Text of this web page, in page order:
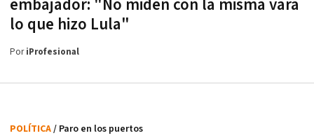
embajador: "No miden con la misma vara
lo que hizo Lula"
PoriProfesional
POLÍTICA/ Paro en los puertos